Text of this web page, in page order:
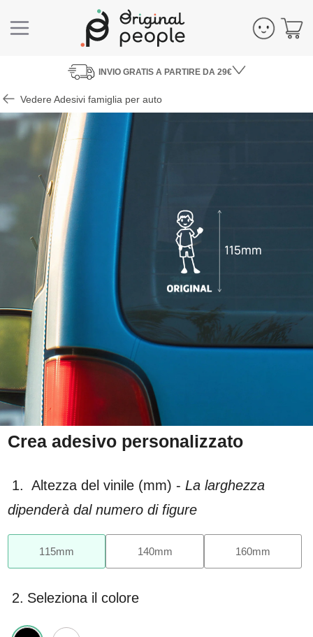
INVIO GRATIS A PARTIRE DA 29€
Vedere Adesivi famiglia per auto
Crea adesivo personalizzato
1. Altezza del vinile (mm) -La larghezza
dipenderà dal numero di figure
115mm 140mm 160mm
2. Seleziona il colore